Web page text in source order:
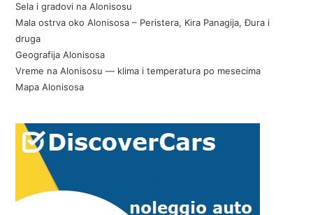
Sela i gradovi na Alonisosu
Mala ostrva oko Alonisosa – Peristera, Kira Panagija, Đura i
druga
Geografija Alonisosa
Vreme na Alonisosu — klima i temperatura po mesecima
Mapa Alonisosa